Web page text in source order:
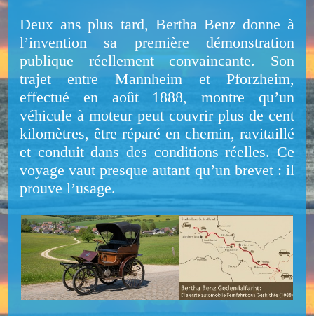
Deux ans plus tard, Bertha Benz donne à
l’invention sa première démonstration
publique réellement convaincante. Son
trajet entre Mannheim et Pforzheim,
effectué en août 1888, montre qu’un
véhicule à moteur peut couvrir plus de cent
kilomètres, être réparé en chemin, ravitaillé
et conduit dans des conditions réelles. Ce
voyage vaut presque autant qu’un brevet : il
prouve l’usage.